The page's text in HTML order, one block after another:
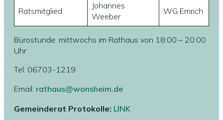
Ratsmitglied
Johannes
Weeber
WG Emrich
Bürostunde: mittwochs im Rathaus von 18:00 – 20:00
Uhr
Tel: 06703-1219
Email: rathaus@wonsheim.de
Gemeinderat Protokolle: LINK